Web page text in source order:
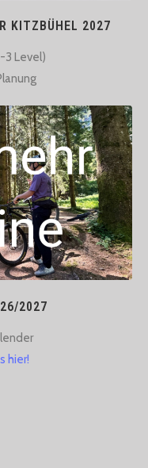
KITZBÜHEL 2027
3 Level)
2027
hier!